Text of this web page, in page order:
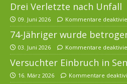
Drei Verletzte nach Unfall
09. Juni 2026 Kommentare
74-Jähriger wurde
03. Juni 2026 Kommentare
Versuchter Einbruch in
16. März 2026 Kommentare